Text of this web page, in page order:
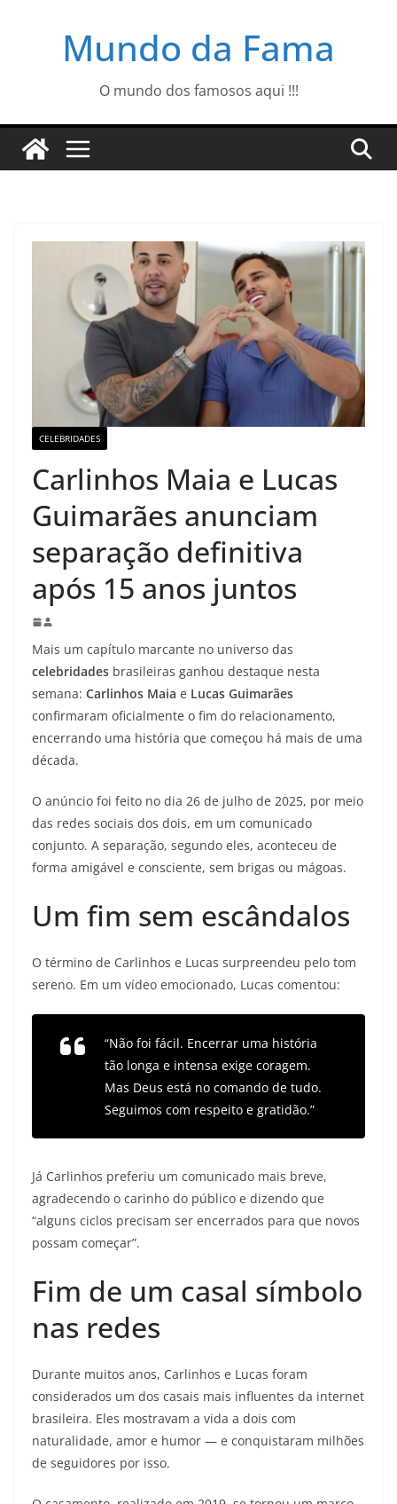
Mundo da Fama
O mundo dos famosos aqui !!!
CELEBRIDADES
Carlinhos Maia e Lucas
Guimarães anunciam
separação definitiva
após 15 anos juntos
Mais um capítulo marcante no universo das
celebridades brasileiras ganhou destaque nesta
semana: Carlinhos Maia e Lucas Guimarães
confirmaram oficialmente o fim do relacionamento,
encerrando uma história que começou há mais de uma
década.
O anúncio foi feito no dia 26 de julho de 2025, por meio
das redes sociais dos dois, em um comunicado
conjunto. A separação, segundo eles, aconteceu de
forma amigável e consciente, sem brigas ou mágoas.
Um fim sem escândalos
O término de Carlinhos e Lucas surpreendeu pelo tom
sereno. Em um vídeo emocionado, Lucas comentou:
“Não foi fácil. Encerrar uma história
tão longa e intensa exige coragem.
Mas Deus está no comando de tudo.
Seguimos com respeito e gratidão.”
Já Carlinhos preferiu um comunicado mais breve,
agradecendo o carinho do público e dizendo que
“alguns ciclos precisam ser encerrados para que novos
possam começar”.
Fim de um casal símbolo
nas redes
Durante muitos anos, Carlinhos e Lucas foram
considerados um dos casais mais influentes da internet
brasileira. Eles mostravam a vida a dois com
naturalidade, amor e humor — e conquistaram milhões
de seguidores por isso.